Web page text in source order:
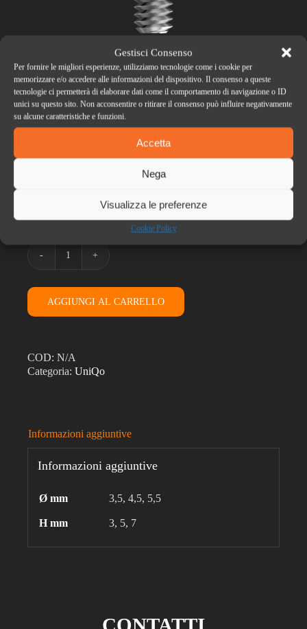
Gestisci Consenso
Per fornire le migliori esperienze, utilizziamo tecnologie come i cookie per
memorizzare e/o accedere alle informazioni del dispositivo. Il consenso a queste
tecnologie ci permetterà di elaborare dati come il comportamento di navigazione o ID
unici su questo sito. Non acconsentire o ritirare il consenso può influire negativamente
su alcune caratteristiche e funzioni.
Accetta
Nega
Visualizza le preferenze
Cookie Policy
Vite di Guarigione UniQo
Ø mm 
Vite
Guarigione
UniQo
quantità
AGGIUNGI AL CARRELLO
COD: N/A
Categoria: UniQo
Informazioni aggiuntive
Informazioni aggiuntive
Ø mm 3,5, 4,5, 5,5
H mm 3, 5, 7